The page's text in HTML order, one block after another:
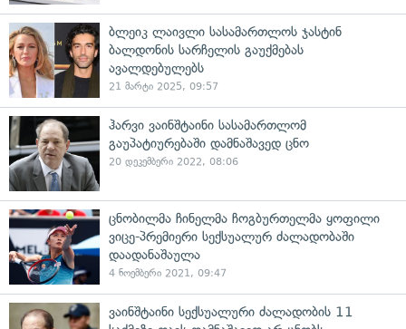
ბლეიკ ლაივლი სასამართლოს ჯასტინ
ბალდონის სარჩელის გაუქმებას
ავალდებულებს
21 მარტი 2025, 09:57
ჰარვი ვაინშტაინი სასამართლომ
გაუპატიურებაში დამნაშავედ ცნო
20 დეკემბერი 2022, 08:06
ცნობილმა ჩინელმა ჩოგბურთელმა ყოფილი
ვიცე-პრემიერი სექსუალურ ძალადობაში
დაადანაშაულა
4 ნოემბერი 2021, 09:47
ვაინშტაინი სექსუალური ძალადობის 11